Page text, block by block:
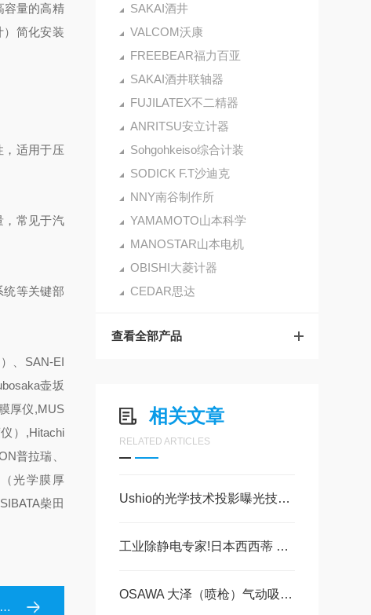
SAKAI酒井
VALCOM沃康
FREEBEAR福力百亚
SAKAI酒井联轴器
FUJILATEX不二精器
ANRITSU安立计器
Sohgohkeiso综合计装
SODICK F.T沙迪克
NNY南谷制作所
YAMAMOTO山本科学
MANOSTAR山本电机
OBISHI大菱计器
CEDAR思达
查看全部产品
相关文章
RELATED ARTICLES
Ushio的光学技术投影曝光技术 美萨技术派
工业除静电专家!日本西西蒂 SSD CABX-350离子棒为何成刚需?
OSAWA 大泽（喷枪）气动吸尘枪 W101现货30台，美萨科技现货系列
容量的高精
）简化安装
，适用于压
，常见于汽
统等关键部
、SAN-EI
壶坂
厚仪,MUS
）,Hitachi
普拉瑞、
光学膜厚
柴田